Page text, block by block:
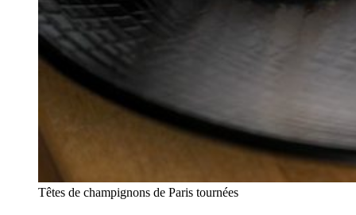
Têtes de champignons de Paris tournées